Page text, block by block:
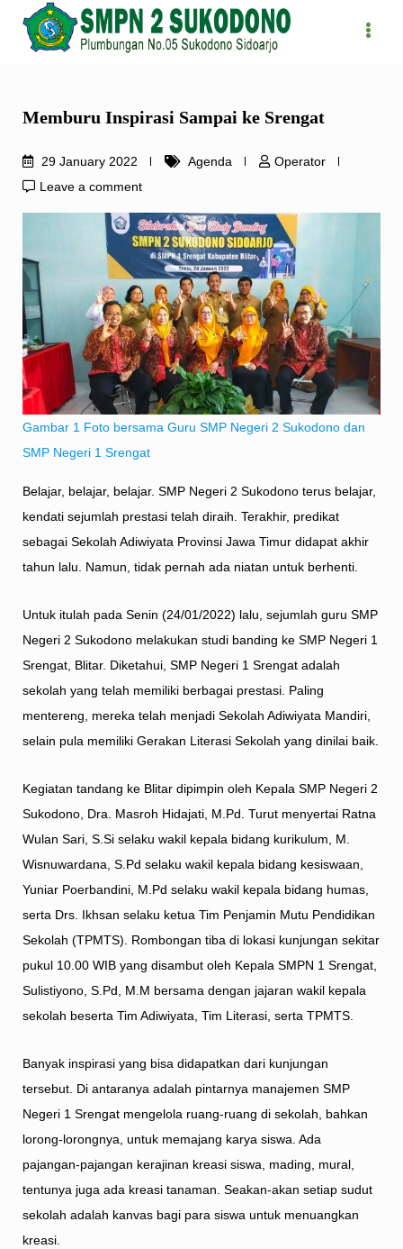
Memburu Inspirasi Sampai ke Srengat
29 January 2022 Agenda
Operator
Leave a comment
Gambar 1 Foto bersama Guru SMP Negeri 2 Sukodono dan
SMP Negeri 1 Srengat
Belajar, belajar, belajar. SMP Negeri 2 Sukodono terus belajar,
kendati sejumlah prestasi telah diraih. Terakhir, predikat
sebagai Sekolah Adiwiyata Provinsi Jawa Timur didapat akhir
tahun lalu. Namun, tidak pernah ada niatan untuk berhenti.
Untuk itulah pada Senin (24/01/2022) lalu, sejumlah guru SMP
Negeri 2 Sukodono melakukan studi banding ke SMP Negeri 1
Srengat, Blitar. Diketahui, SMP Negeri 1 Srengat adalah
sekolah yang telah memiliki berbagai prestasi. Paling
mentereng, mereka telah menjadi Sekolah Adiwiyata Mandiri,
selain pula memiliki Gerakan Literasi Sekolah yang dinilai baik.
Kegiatan tandang ke Blitar dipimpin oleh Kepala SMP Negeri 2
Sukodono, Dra. Masroh Hidajati, M.Pd. Turut menyertai Ratna
Wulan Sari, S.Si selaku wakil kepala bidang kurikulum, M.
Wisnuwardana, S.Pd selaku wakil kepala bidang kesiswaan,
Yuniar Poerbandini, M.Pd selaku wakil kepala bidang humas,
serta Drs. Ikhsan selaku ketua Tim Penjamin Mutu Pendidikan
Sekolah (TPMTS). Rombongan tiba di lokasi kunjungan sekitar
pukul 10.00 WIB yang disambut oleh Kepala SMPN 1 Srengat,
Sulistiyono, S.Pd, M.M bersama dengan jajaran wakil kepala
sekolah beserta Tim Adiwiyata, Tim Literasi, serta TPMTS.
Banyak inspirasi yang bisa didapatkan dari kunjungan
tersebut. Di antaranya adalah pintarnya manajemen SMP
Negeri 1 Srengat mengelola ruang-ruang di sekolah, bahkan
lorong-lorongnya, untuk memajang karya siswa. Ada
pajangan-pajangan kerajinan kreasi siswa, mading, mural,
tentunya juga ada kreasi tanaman. Seakan-akan setiap sudut
sekolah adalah kanvas bagi para siswa untuk menuangkan
kreasi.